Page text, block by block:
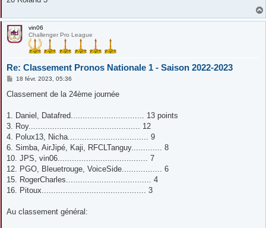
vin06
Challenger Pro League
Re: Classement Pronos Nationale 1 - Saison 2022-2023
M
s
g
18 févr. 2023, 05:36
Classement de la 24ème journée
1. Daniel, Datafred............................... 13 points
3. Roy............................................... 12
4. Polux13, Nicha.................................. 9
6. Simba, AirJipé, Kaji, RFCLTanguy............. 8
10. JPS, vin06...................................... 7
12. PGO, Bleuetrouge, VoiceSide................. 6
15. RogerCharles.................................... 4
16. Pitoux............................................ 3
Au classement général: